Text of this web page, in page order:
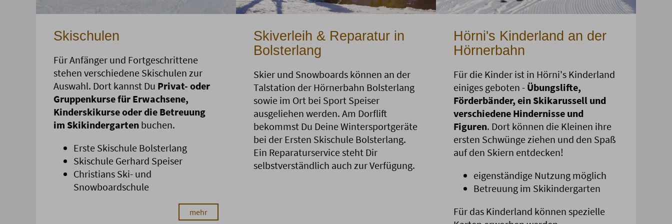
Skischulen
Für Anfänger und Fortgeschrittene
stehen verschiedene Skischulen zur
Auswahl. Dort kannst Du Privat- oder
Gruppenkurse für Erwachsene,
Kinderskikurse oder die Betreuung
im Skikindergarten buchen.
Erste Skischule Bolsterlang
Skischule Gerhard Speiser
Christians Ski- und
Snowboardschule
mehr
Skiverleih & Reparatur in
Bolsterlang
Skier und Snowboards können an der
Talstation der Hörnerbahn Bolsterlang
sowie im Ort bei Sport Speiser
ausgeliehen werden. Am Dorflift
bekommst Du Deine Wintersportgeräte
bei der Ersten Skischule Bolsterlang.
Ein Reparaturservice steht Dir
selbstverständlich auch zur Verfügung.
Hörni's Kinderland an der
Hörnerbahn
Für die Kinder ist in Hörni's Kinderland
einiges geboten - Übungslifte,
Förderbänder, ein Skikarussell und
verschiedene Hindernisse und
Figuren. Dort können die Kleinen ihre
ersten Schwünge ziehen und den Spaß
auf den Skiern entdecken!
eigenständige Nutzung möglich
Betreuung im Skikindergarten
Für das Kinderland können spezielle